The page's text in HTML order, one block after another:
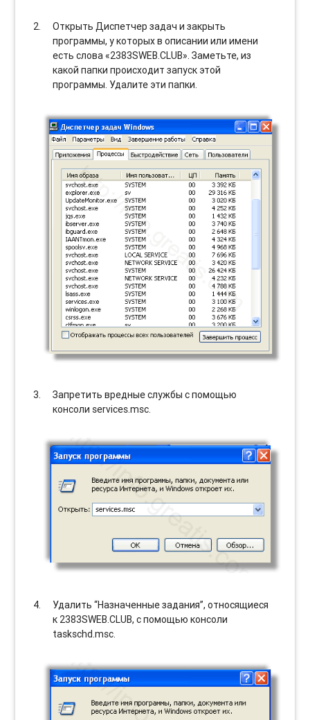
Открыть Диспетчер задач и закрыть
программы, у которых в описании или имени
есть слова «2383SWEB.CLUB». Заметьте, из
какой папки происходит запуск этой
программы. Удалите эти папки.
Запретить вредные службы с помощью
консоли services.msc.
Удалить “Назначенные задания”, относящиеся
к 2383SWEB.CLUB, с помощью консоли
taskschd.msc.